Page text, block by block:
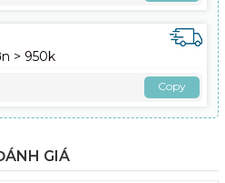
> 950k
Copy
GIÁ